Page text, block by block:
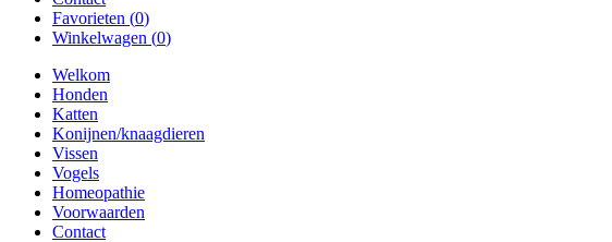
Favorieten (0)
Winkelwagen (0)
Welkom
Honden
Katten
Konijnen/knaagdieren
Vissen
Vogels
Homeopathie
Voorwaarden
Contact